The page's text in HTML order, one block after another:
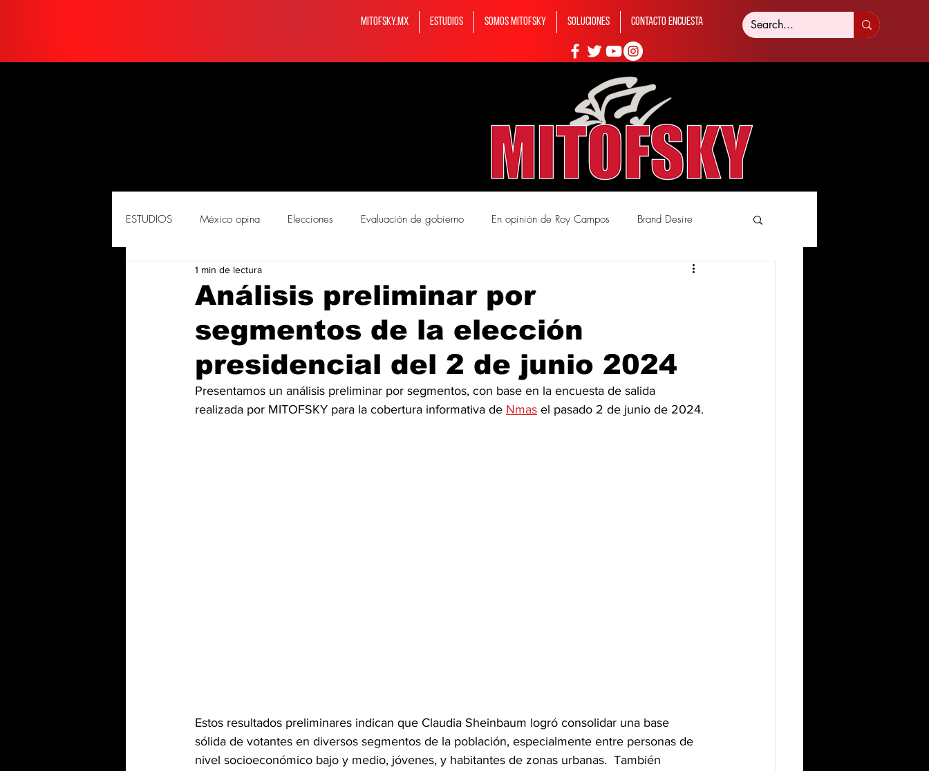
MITOFSKY.MX ESTUDIOS Somos MITOFSKY Soluciones Contacto Encuesta
ESTUDIOS México opina Elecciones Evaluación de gobierno En opinión de Roy Campos Brand Desire
PORTADA Soluciones
Análisis preliminar por
segmentos de la elección
presidencial del 2 de junio 2024
1 min de lectura
Presentamos un análisis preliminar por segmentos, con base en la encuesta de salida
realizada por MITOFSKY para la cobertura informativa de Nmas el pasado 2 de junio de 2024.
Estos resultados preliminares indican que Claudia Sheinbaum logró consolidar una base
sólida de votantes en diversos segmentos de la población, especialmente entre personas de
nivel socioeconómico bajo y medio, jóvenes, y habitantes de zonas urbanas.  También